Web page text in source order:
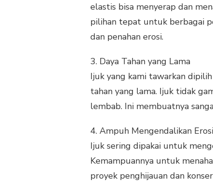
elastis bisa menyerap dan
pilihan tepat untuk berbagai
dan penahan erosi.
3. Daya Tahan yang Lama
Ijuk yang kami tawarkan
tahan yang lama. Ijuk tidak
lembab. Ini membuatnya
4. Ampuh Mengendalikan Erosi
Ijuk sering dipakai untuk
Kemampuannya untuk
proyek penghijauan dan